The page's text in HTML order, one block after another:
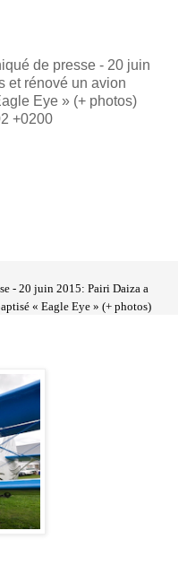
de presse - 20 juin
et rénové un avion
Eye » (+ photos)
+0200
- 20 juin 2015: Pairi Daiza a
« Eagle Eye » (+ photos)